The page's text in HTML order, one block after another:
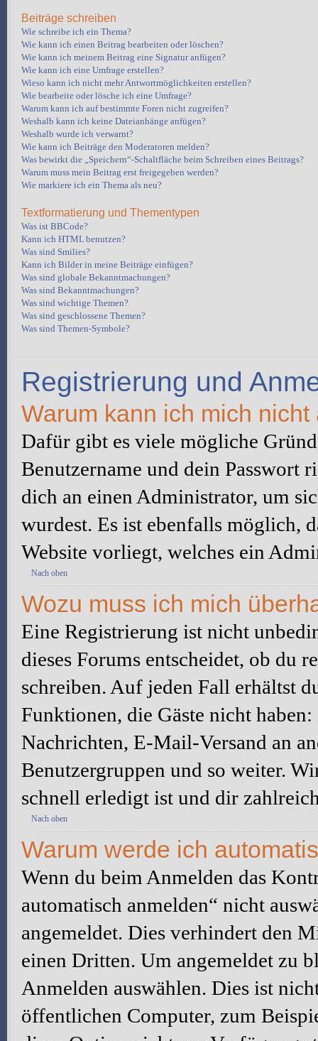
Beiträge schreiben
Wie schreibe ich ein Thema?
Wie kann ich einen Beitrag bearbeiten oder löschen?
Wie kann ich meinem Beitrag eine Signatur anfügen?
Wie kann ich eine Umfrage erstellen?
Wieso kann ich nicht mehr Antwortmöglichkeiten erstellen?
Wie bearbeite oder lösche ich eine Umfrage?
Warum kann ich auf bestimmte Foren nicht zugreifen?
Weshalb kann ich keine Dateianhänge anfügen?
Weshalb wurde ich verwarnt?
Wie kann ich Beiträge den Moderatoren melden?
Was bewirkt die „Speichern“-Schaltfläche beim Schreiben eines Beitrags?
Warum muss mein Beitrag erst freigegeben werden?
Wie markiere ich ein Thema als neu?
Textformatierung und Thementypen
Was ist BBCode?
Kann ich HTML benutzen?
Was sind Smilies?
Kann ich Bilder in meine Beiträge einfügen?
Was sind globale Bekanntmachungen?
Was sind Bekanntmachungen?
Was sind wichtige Themen?
Was sind geschlossene Themen?
Was sind Themen-Symbole?
Registrierung und
Warum kann ich mich nicht
Dafür gibt es viele mögliche
Benutzername und dein Passwort
dich an einen Administrator, um
wurdest. Es ist ebenfalls möglich,
Website vorliegt, welches ein
Nach oben
Wozu muss ich mich
Eine Registrierung ist nicht
dieses Forums entscheidet, ob du
schreiben. Auf jeden Fall erhältst
Funktionen, die Gäste nicht
Nachrichten, E-Mail-Versand an
Benutzergruppen und so weiter.
schnell erledigt ist und dir
Nach oben
Warum werde ich
Wenn du beim Anmelden das
automatisch anmelden“ nicht
angemeldet. Dies verhindert den
einen Dritten. Um angemeldet zu
Anmelden auswählen. Dies ist
öffentlichen Computer, zum